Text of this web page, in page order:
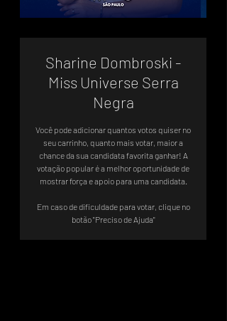
Sharine Dombroski -
Miss Universe Serra
Negra
Você pode adicionar quantos votos quiser no
seu carrinho, quanto mais votar, maior a
chance da sua candidata favorita ganhar! A
votação popular é a melhor oportunidade de
mostrar força e apoio para uma candidata.
Em caso de dificuldade para votar, clique no
botão "Preciso de Ajuda"